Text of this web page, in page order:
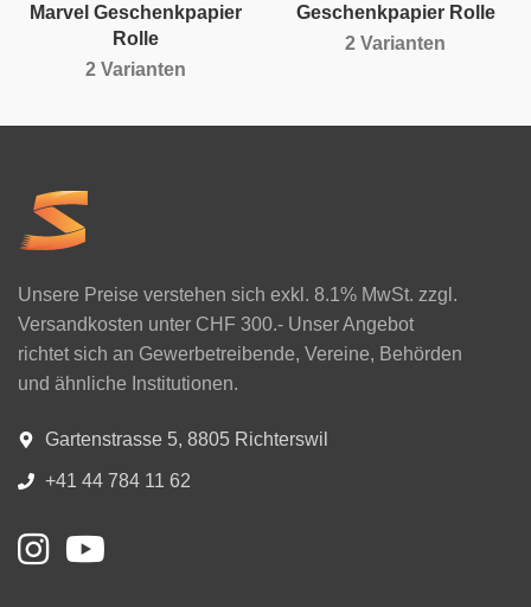
Marvel Geschenkpapier
Rolle
2 Varianten
Geschenkpapier Rolle
2 Varianten
Unsere Preise verstehen sich exkl. 8.1% MwSt. zzgl.
Versandkosten unter CHF 300.- Unser Angebot
richtet sich an Gewerbetreibende, Vereine, Behörden
und ähnliche Institutionen.
Gartenstrasse 5, 8805 Richterswil
+41 44 784 11 62